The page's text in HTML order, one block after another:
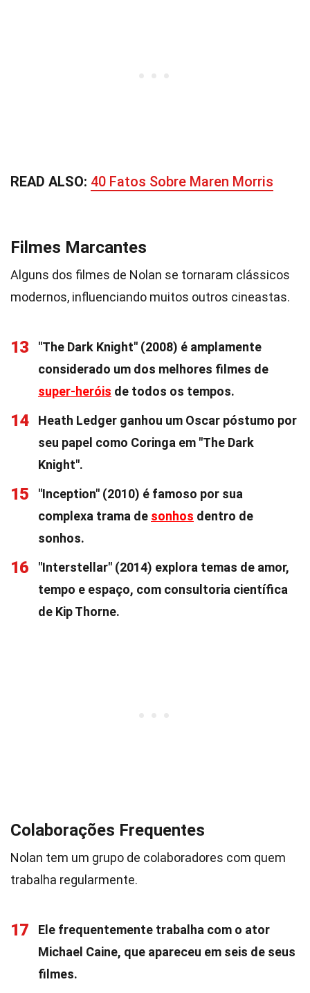
READ ALSO: 40 Fatos Sobre Maren Morris
Filmes Marcantes
Alguns dos filmes de Nolan se tornaram clássicos
modernos, influenciando muitos outros cineastas.
13
"The Dark Knight" (2008) é amplamente
considerado um dos melhores filmes de
super-heróis de todos os tempos.
14
Heath Ledger ganhou um Oscar póstumo por
seu papel como Coringa em "The Dark
Knight".
15
"Inception" (2010) é famoso por sua
complexa trama de sonhos dentro de
sonhos.
16
"Interstellar" (2014) explora temas de amor,
tempo e espaço, com consultoria científica
de Kip Thorne.
Colaborações Frequentes
Nolan tem um grupo de colaboradores com quem
trabalha regularmente.
17
Ele frequentemente trabalha com o ator
Michael Caine, que apareceu em seis de seus
filmes.